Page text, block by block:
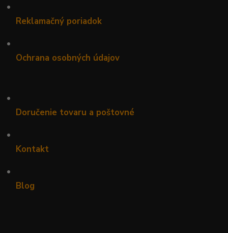
•
Reklamačný poriadok
•
Ochrana osobných údajov
•
Doručenie tovaru a poštovné
•
Kontakt
•
Blog